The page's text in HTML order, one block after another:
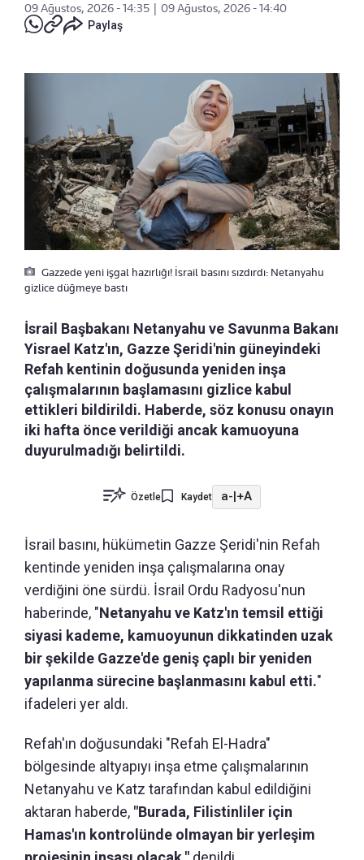
09 Ağustos, 2026 - 14:35
09 Ağustos, 2026 - 14:40
Paylaş
Gazzede yeni işgal hazırlığı! İsrail basını sızdırdı: Netanyahu
gizlice düğmeye bastı
İsrail Başbakanı Netanyahu ve Savunma Bakanı
Yisrael Katz'ın, Gazze Şeridi'nin güneyindeki
Refah kentinin doğusunda yeniden inşa
çalışmalarının başlamasını gizlice kabul
ettikleri bildirildi. Haberde, söz konusu onayın
iki hafta önce verildiği ancak kamuoyuna
duyurulmadığı belirtildi.
Özetle Kaydet a- +A
İsrail basını, hükümetin Gazze Şeridi'nin Refah
kentinde yeniden inşa çalışmalarına onay
verdiğini öne sürdü. İsrail Ordu Radyosu'nun
haberinde, "Netanyahu ve Katz'ın temsil ettiği
siyasi kademe, kamuoyunun dikkatinden uzak
bir şekilde Gazze'de geniş çaplı bir yeniden
yapılanma sürecine başlanmasını kabul etti."
ifadeleri yer aldı.
Refah'ın doğusundaki "Refah El-Hadra"
bölgesinde altyapıyı inşa etme çalışmalarının
Netanyahu ve Katz tarafından kabul edildiğini
aktaran haberde, "Burada, Filistinliler için
Hamas'ın kontrolünde olmayan bir yerleşim